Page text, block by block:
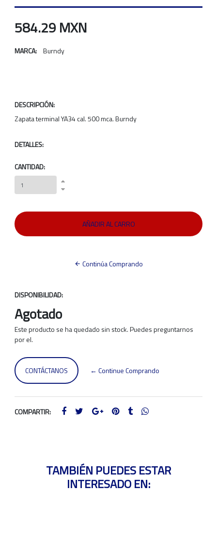
584.29 MXN
MARCA: Burndy
DESCRIPCIÓN:
Zapata terminal YA34 cal. 500 mca. Burndy
DETALLES:
CANTIDAD:
Continúa Comprando
DISPONIBILIDAD:
Agotado
Este producto se ha quedado sin stock. Puedes preguntarnos
por el.
CONTÁCTANOS ← Continue Comprando
COMPARTIR:
TAMBIÉN PUEDES ESTAR
INTERESADO EN: